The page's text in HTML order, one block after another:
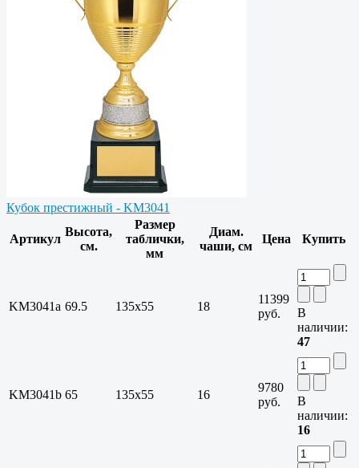
Кубок престижный - KM3041
Артикул
Высота,
см.
Размер
таблички,
мм
Диам.
чаши, см
Цена Купить
KM3041a 69.5 135х55 18
11399
руб.
В
наличии:
47
KM3041b 65 135х55 16
9780
руб.
В
наличии:
16